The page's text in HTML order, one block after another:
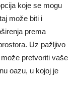
koje se mogu
može biti i
prema
Uz pažljivo
pretvoriti vaše
oazu, u kojoj je